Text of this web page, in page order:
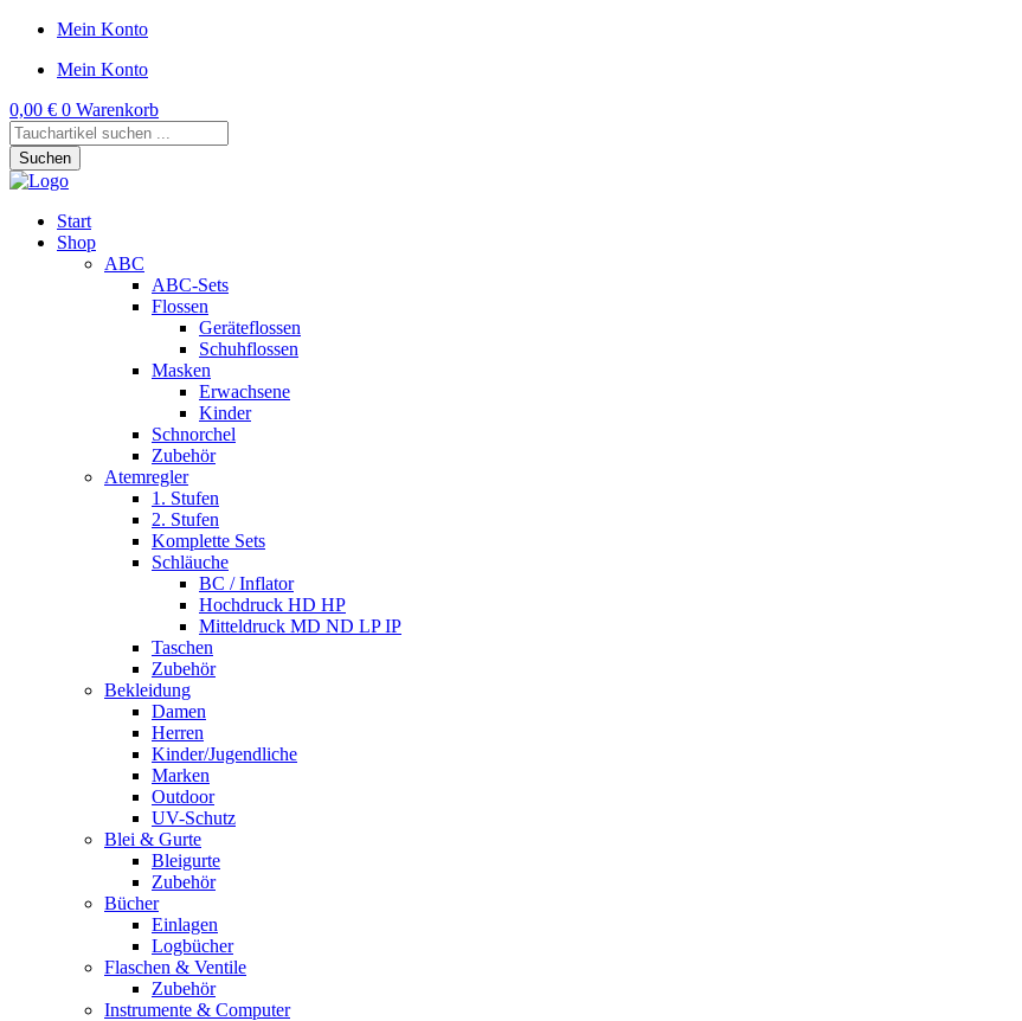
Mein Konto
Mein Konto
0,00 € 0 Warenkorb
Products
search
Suchen
Start
Shop
ABC
ABC-Sets
Flossen
Geräteflossen
Schuhflossen
Masken
Erwachsene
Kinder
Schnorchel
Zubehör
Atemregler
1. Stufen
2. Stufen
Komplette Sets
Schläuche
BC / Inflator
Hochdruck HD HP
Mitteldruck MD ND LP IP
Taschen
Zubehör
Bekleidung
Damen
Herren
Kinder/Jugendliche
Marken
Outdoor
UV-Schutz
Blei & Gurte
Bleigurte
Zubehör
Bücher
Einlagen
Logbücher
Flaschen & Ventile
Zubehör
Instrumente & Computer